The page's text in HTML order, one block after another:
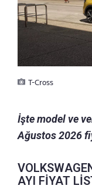
T-Cross
İşte model ve
Ağustos 2026
AYI FİYAT